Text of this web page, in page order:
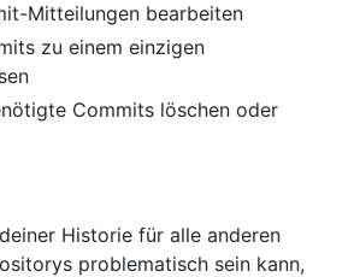
Mitteilungen bearbeiten
zu einem einzigen
Commits löschen oder
Historie für alle anderen
problematisch sein kann,